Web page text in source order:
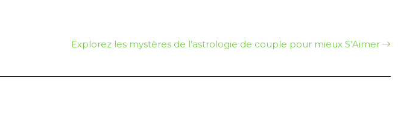
Explorez les mystères de l’astrologie de couple pour mieux S’Aimer